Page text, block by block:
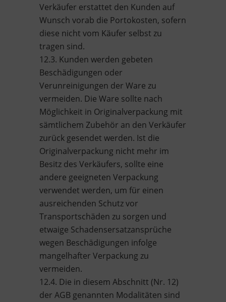
Verkäufer erstattet den Kunden auf
Wunsch vorab die Portokosten, sofern
diese nicht vom Käufer selbst zu
tragen sind.
12.3. Kunden werden gebeten
Beschädigungen oder
Verunreinigungen der Ware zu
vermeiden. Die Ware sollte nach
Möglichkeit in Originalverpackung mit
sämtlichem Zubehör an den Verkäufer
zurück gesendet werden. Ist die
Originalverpackung nicht mehr im
Besitz des Verkäufers, sollte eine
andere geeigneten Verpackung
verwendet werden, um für einen
ausreichenden Schutz vor
Transportschäden zu sorgen und
etwaige Schadensersatzansprüche
wegen Beschädigungen infolge
mangelhafter Verpackung zu
vermeiden.
12.4. Die in diesem Abschnitt (Nr. 12)
der AGB genannten Modalitäten sind